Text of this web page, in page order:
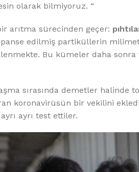
olarak bilmiyoruz. “
arıtma sürecinden geçer:
edilmiş partiküllerin
Bu kümeler daha
sırasında demetler halinde
koronavirüsün bir vekilini
ayrı test ettiler.